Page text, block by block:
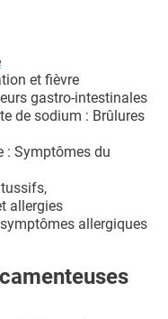
et fièvre
gastro-intestinales
de sodium : Brûlures
: Symptômes du
allergies
allergiques